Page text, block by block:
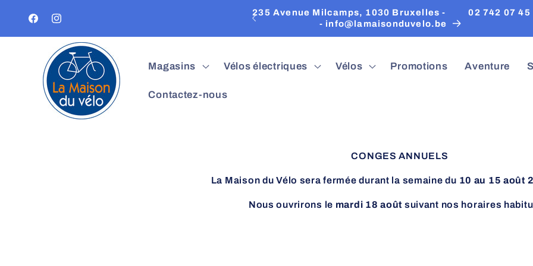
passer
contenu
FacebookInstagram
Notre deuxième magasin "Vélophil" vous accueille à
Etterbeek
Magasins Vélos électriques Vélos Promotions Aventure
Contactez-nous
CONGES ANNUELS
La Maison du Vélo sera fermée durant la semaine du 10 au 15 août
Nous ouvrirons le mardi 18 août suivant nos horaires